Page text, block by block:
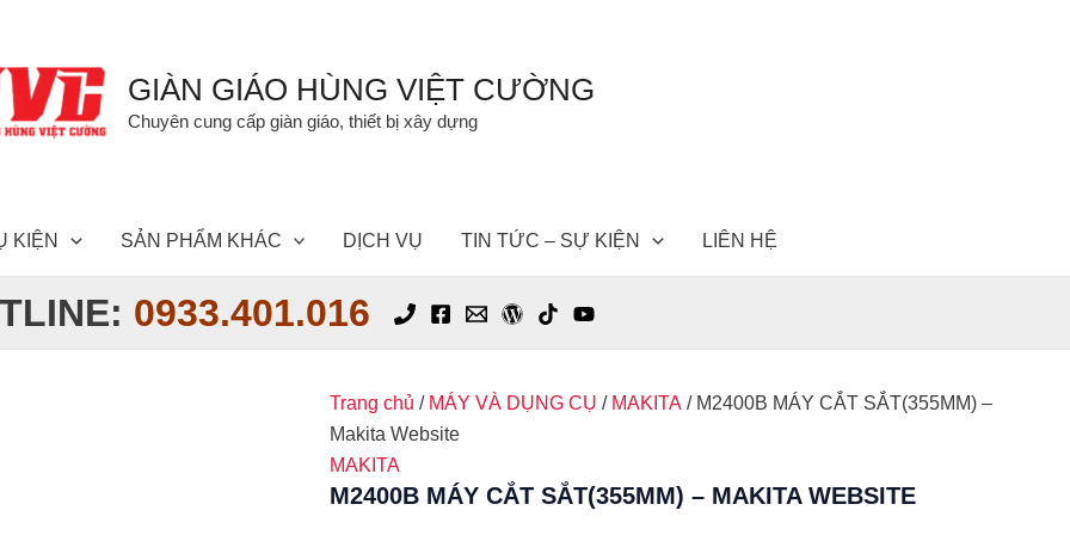
GIÀN GIÁO HÙNG VIỆT CƯỜNG
Chuyên cung cấp giàn giáo, thiết bị xây dựng
KIỆN SẢN PHẨM KHÁC DỊCH VỤ TIN TỨC – SỰ KIỆN LIÊN HỆ
0933.401.016
Trang chủ / MÁY VÀ DỤNG CỤ / MAKITA / M2400B MÁY CẮT SẮT(355MM) –
Makita Website
MAKITA
M2400B MÁY CẮT SẮT(355MM) – MAKITA WEBSITE